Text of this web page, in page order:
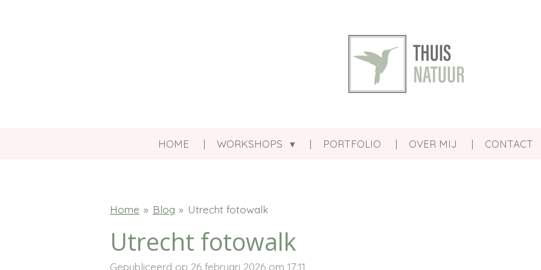
HOME WORKSHOPS PORTFOLIO OVER MIJ CONTACT
Home » Blog » Utrecht fotowalk
Utrecht fotowalk
Gepubliceerd op 26 februari 2026 om 17:11